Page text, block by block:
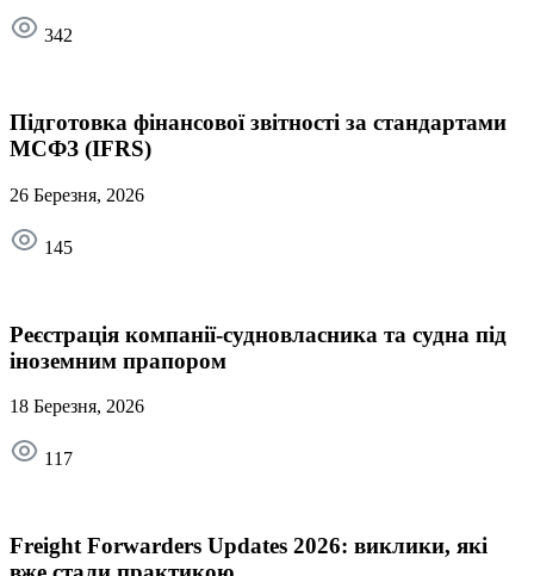
342
Підготовка фінансової звітності за стандартами
МСФЗ (IFRS)
26 Березня, 2026
145
Реєстрація компанії-судновласника та судна під
іноземним прапором
18 Березня, 2026
117
Freight Forwarders Updates 2026: виклики, які